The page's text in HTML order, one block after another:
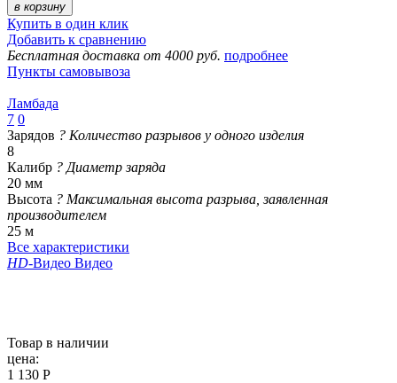
в корзину
Купить в один клик
Добавить к сравнению
Бесплатная доставка от 4000 руб. подробнее
Пункты самовывоза
Ламбада
7 0
Зарядов ? Количество разрывов у одного изделия
8
Калибр ? Диаметр заряда
20 мм
Высота ? Максимальная высота разрыва, заявленная
производителем
25 м
Все характеристики
HD-Видео Видео
Товар в наличии
цена:
1 130 Р